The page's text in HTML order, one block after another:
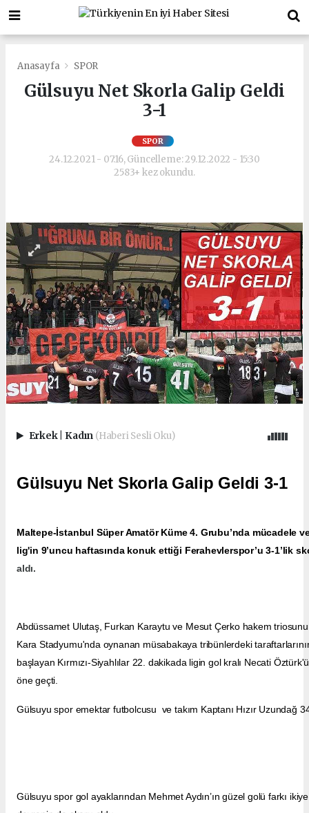
Anasayfa SPOR
Gülsuyu Net Skorla Galip Geldi
3-1
SPOR
24.12.2021 - 07:16, Güncelleme: 29.12.2022 - 15:30
2583+ kez okundu.
Erkek Kadın (Haberi Sesli Oku)
Gülsuyu Net Skorla Galip Geldi 3-1
Maltepe-İstanbul Süper Amatör Küme 4. Grubu’nda mücadele
lig'in 9’uncu haftasında konuk ettiği Ferahevlerspor’u 3-1’lik
aldı.
Abdüssamet Ulutaş, Furkan Karaytu ve Mesut Çerko hakem
Kara Stadyumu'nda oynanan müsabakaya tribünlerdeki
başlayan Kırmızı-Siyahlılar 22. dakikada ligin gol kralı Necati
öne geçti.
Gülsuyu spor emektar futbolcusu ve takım Kaptanı Hızır Uzundağ
Gülsuyu spor gol ayaklarından Mehmet Aydın’ın güzel golü farkı